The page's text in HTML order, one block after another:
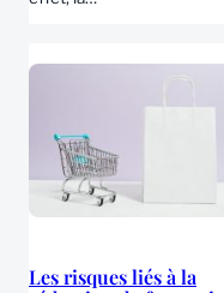
Les risques liés à la